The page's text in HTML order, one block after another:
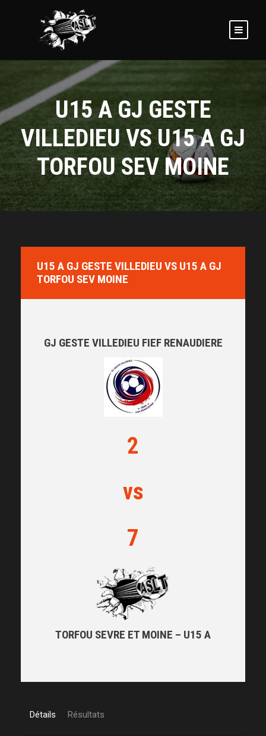
U15 A GJ GESTE
VILLEDIEU VS U15 A GJ
TORFOU SEV MOINE
U15 A GJ GESTE VILLEDIEU VS U15 A GJ
TORFOU SEV MOINE
GJ GESTE VILLEDIEU FIEF RENAUDIERE
2
vs
7
TORFOU SEVRE ET MOINE – U15 A
Détails Résultats